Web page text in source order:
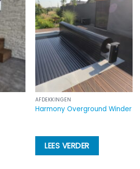
AFDEKKINGEN
Harmony Overground Winder
LEES VERDER